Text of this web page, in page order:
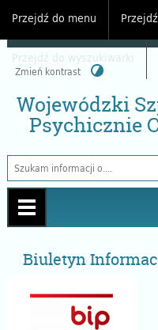
Przejdź do menu
Przejdź do wyszukiwarki
Zmień kontrast
Wojewódzki
Psychicznie
Biuletyn